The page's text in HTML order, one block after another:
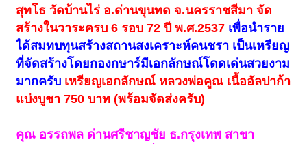
สุทโธ วัดบ้านไร่ อ.ด่านขุนทด จ.นครราชสีมา จัด
สร้างในวาระครบ 6 รอบ 72 ปี พ.ศ.2537 เพื่อนำราย
ได้สมทบทุนสร้างสถานสงเคราะห์คนชรา เป็นเหรียญ
ที่จัดสร้างโดยกองกษาร์มีเอกลักษณ์โดดเด่นสวยงาม
มากครับ เหรียญเอกลักษณ์ หลวงพ่อคูณ เนื้ออัลปาก้า
แบ่งบูชา 750 บาท (พร้อมจัดส่งครับ)
คุณ อรรถพล ด่านศรีชาญชัย ธ.กรุงเทพ สาขา